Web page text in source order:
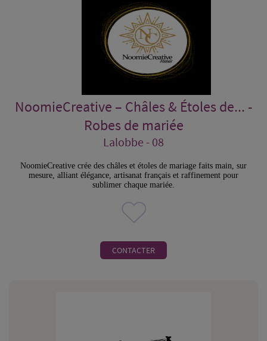
NoomieCreative – Châles & Étoles de... -
Robes de mariée
Lalobbe - 08
NoomieCreative crée des châles et étoles de mariage faits main, sur
mesure, alliant élégance, artisanat français et raffinement pour
sublimer chaque mariée.
CONTACTER